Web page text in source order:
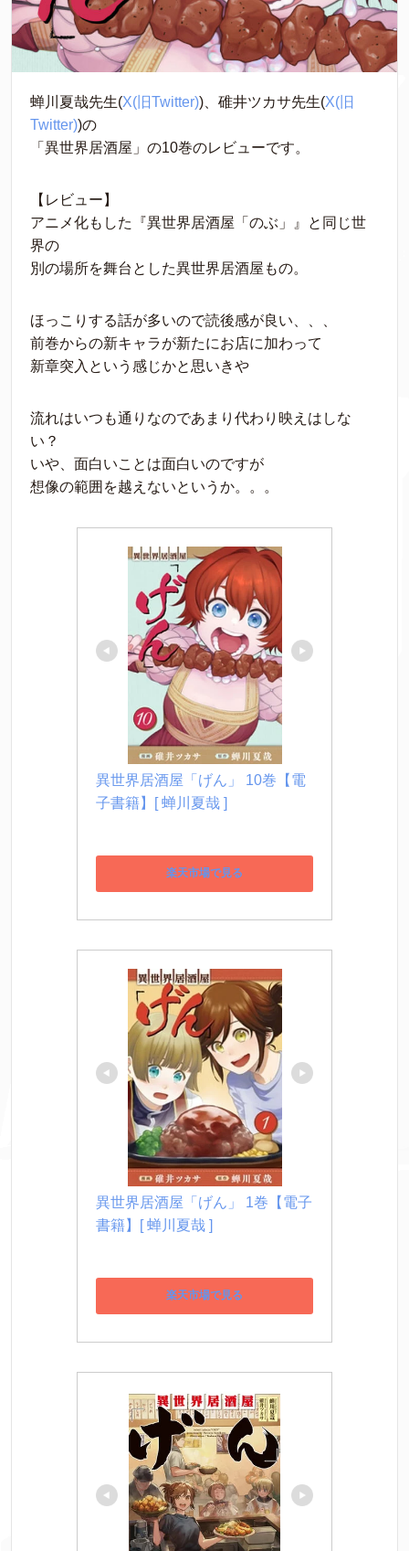
蝉川夏哉先生(X(旧Twitter))、碓井ツカサ先生(X(旧
Twitter))の
「異世界居酒屋」の10巻のレビューです。
【レビュー】
アニメ化もした『異世界居酒屋「のぶ」』と同じ世
界の
別の場所を舞台とした異世界居酒屋もの。
ほっこりする話が多いので読後感が良い、、、
前巻からの新キャラが新たにお店に加わって
新章突入という感じかと思いきや
流れはいつも通りなのであまり代わり映えはしな
い？
いや、面白いことは面白いのですが
想像の範囲を越えないというか。。。
異世界居酒屋「げん」 10巻【電
子書籍】[ 蝉川夏哉 ]
楽天市場で見る
異世界居酒屋「げん」 1巻【電子
書籍】[ 蝉川夏哉 ]
楽天市場で見る